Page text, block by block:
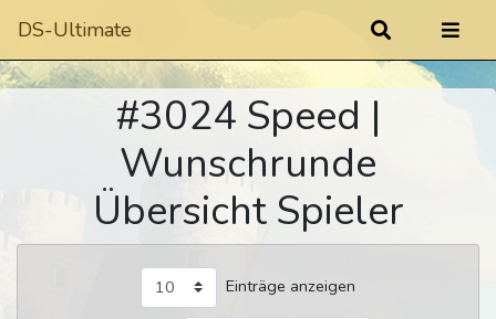
DS-Ultimate
#3024 Speed |
Wunschrunde
Übersicht Spieler
Einträge anzeigen